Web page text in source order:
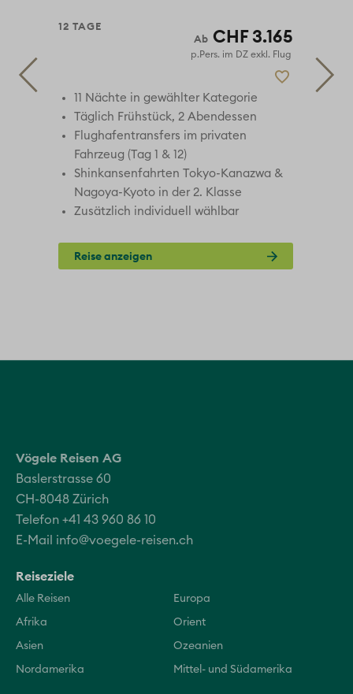
12 TAGE CHF 3.165
p.Pers. im DZ exkl. Flug
11 Nächte in gewählter Kategorie
Täglich Frühstück, 2 Abendessen
Flughafentransfers im privaten
Fahrzeug (Tag 1 & 12)
Shinkansenfahrten Tokyo-Kanazwa &
Nagoya-Kyoto in der 2. Klasse
Zusätzlich individuell wählbar
Reise anzeigen
Vögele Reisen AG
Baslerstrasse 60
CH-8048 Zürich
Telefon +41 43 960 86 10
E-Mail info@voegele-reisen.ch
Reiseziele
Alle Reisen Europa
Afrika Orient
Asien Ozeanien
Nordamerika Mittel- und Südamerika